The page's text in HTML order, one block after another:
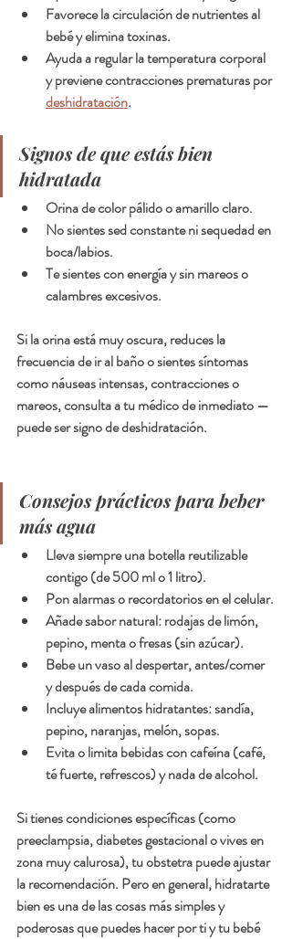
Favorece la circulación de nutrientes al
bebé y elimina toxinas.
Ayuda a regular la temperatura corporal
y previene contracciones prematuras por
deshidratación.
Signos de que estás bien
hidratada
Orina de color pálido o amarillo claro.
No sientes sed constante ni sequedad en
boca/labios.
Te sientes con energía y sin mareos o
calambres excesivos.
Si la orina está muy oscura, reduces la
frecuencia de ir al baño o sientes síntomas
como náuseas intensas, contracciones o
mareos, consulta a tu médico de inmediato —
puede ser signo de deshidratación.
Consejos prácticos para beber
más agua
Lleva siempre una botella reutilizable
contigo (de 500 ml o 1 litro).
Pon alarmas o recordatorios en el celular.
Añade sabor natural: rodajas de limón,
pepino, menta o fresas (sin azúcar).
Bebe un vaso al despertar, antes/comer
y después de cada comida.
Incluye alimentos hidratantes: sandía,
pepino, naranjas, melón, sopas.
Evita o limita bebidas con cafeína (café,
té fuerte, refrescos) y nada de alcohol.
Si tienes condiciones específicas (como
preeclampsia, diabetes gestacional o vives en
zona muy calurosa), tu obstetra puede ajustar
la recomendación. Pero en general, hidratarte
bien es una de las cosas más simples y
poderosas que puedes hacer por ti y tu bebé